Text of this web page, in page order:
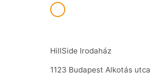
HillSide Irodaház
1123 Budapest Alkotás